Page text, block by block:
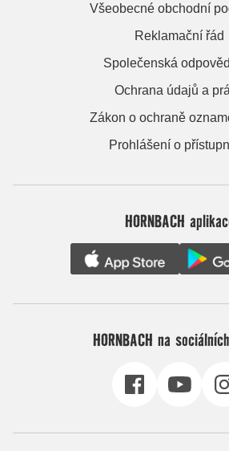
Všeobecné obchodní
Reklamační řád
Společenská
Ochrana údajů a
Zákon o ochraně
Prohlášení o
HORNBACH
HORNBACH na